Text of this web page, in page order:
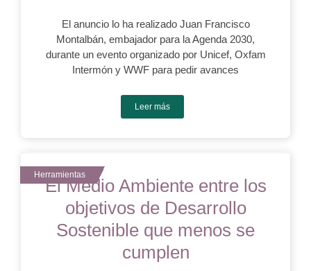
El anuncio lo ha realizado Juan Francisco
Montalbán, embajador para la Agenda 2030,
durante un evento organizado por Unicef, Oxfam
Intermón y WWF para pedir avances
Leer más
El Medio Ambiente entre los
objetivos de Desarrollo
Sostenible que menos se
cumplen